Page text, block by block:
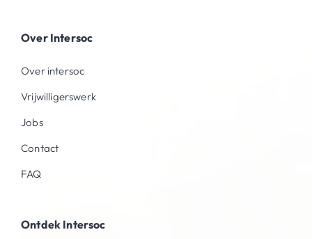
Over Intersoc
Over intersoc
Vrijwilligerswerk
Jobs
Contact
FAQ
Ontdek Intersoc